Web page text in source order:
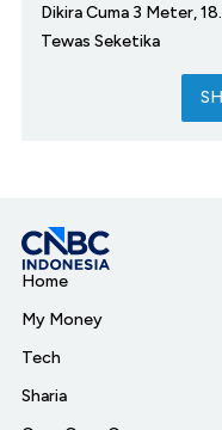
Dikira Cuma 3 Meter,
Tewas Seketika
Home
My Money
Tech
Sharia